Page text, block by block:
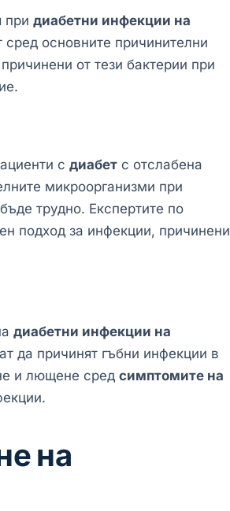
при диабетни инфекции на
сред основните причинителни
от тези бактерии при
с диабет с отслабена
микроорганизми при
трудно. Експертите по
подход за инфекции, причинени
диабетни инфекции на
да причинят гъбни инфекции в
и лющене сред симптомите на
на